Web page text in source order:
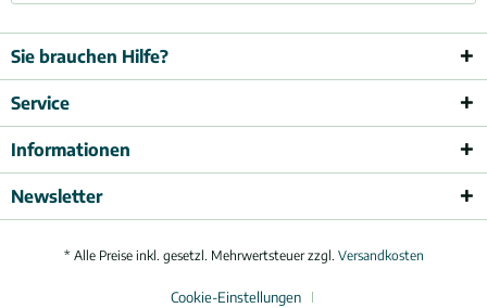
Sie brauchen Hilfe?
Service
Informationen
Newsletter
* Alle Preise inkl. gesetzl. Mehrwertsteuer zzgl. Versandkosten
Cookie-Einstellungen